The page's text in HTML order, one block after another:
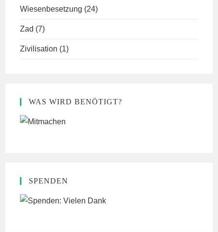
Wiesenbesetzung (24)
Zad (7)
Zivilisation (1)
WAS WIRD BENÖTIGT?
SPENDEN